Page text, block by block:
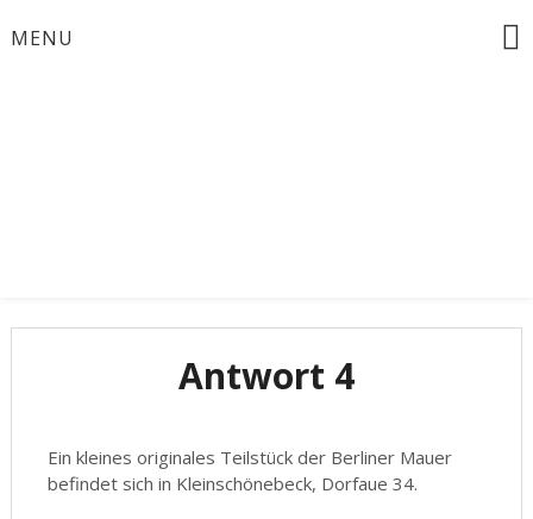
toMENU
Antwort 4
Ein kleines originales Teilstück der Berliner Mauer
befindet sich in Kleinschönebeck, Dorfaue 34.